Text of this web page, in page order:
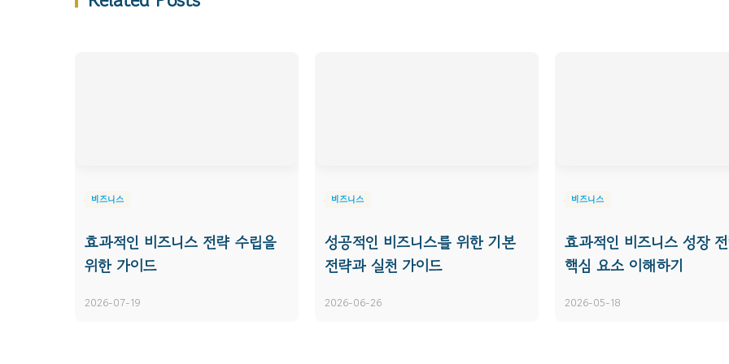
비즈니스
효과적인 비즈니스 전략 수립을
위한 가이드
2026-07-19
비즈니스
성공적인 비즈니스를 위한 기본
전략과 실천 가이드
2026-06-26
비즈니스
효과적인 비즈니스 성장
핵심 요소 이해하기
2026-05-18